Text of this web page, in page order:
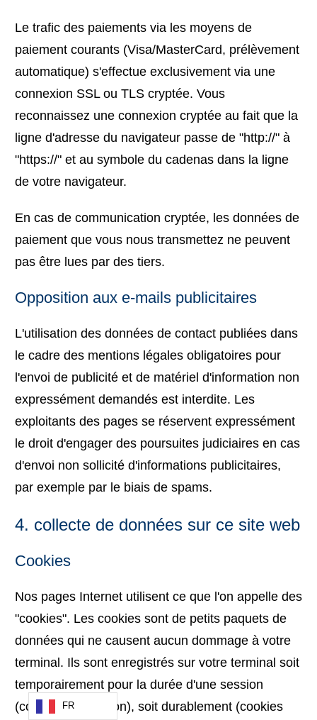
Le trafic des paiements via les moyens de
paiement courants (Visa/MasterCard, prélèvement
automatique) s'effectue exclusivement via une
connexion SSL ou TLS cryptée. Vous
reconnaissez une connexion cryptée au fait que la
ligne d'adresse du navigateur passe de "http://" à
"https://" et au symbole du cadenas dans la ligne
de votre navigateur.
En cas de communication cryptée, les données de
paiement que vous nous transmettez ne peuvent
pas être lues par des tiers.
Opposition aux e-mails publicitaires
L'utilisation des données de contact publiées dans
le cadre des mentions légales obligatoires pour
l'envoi de publicité et de matériel d'information non
expressément demandés est interdite. Les
exploitants des pages se réservent expressément
le droit d'engager des poursuites judiciaires en cas
d'envoi non sollicité d'informations publicitaires,
par exemple par le biais de spams.
4. collecte de données sur ce site web
Cookies
Nos pages Internet utilisent ce que l'on appelle des
"cookies". Les cookies sont de petits paquets de
données qui ne causent aucun dommage à votre
terminal. Ils sont enregistrés sur votre terminal soit
temporairement pour la durée d'une session
(cookies de session), soit durablement (cookies
FR